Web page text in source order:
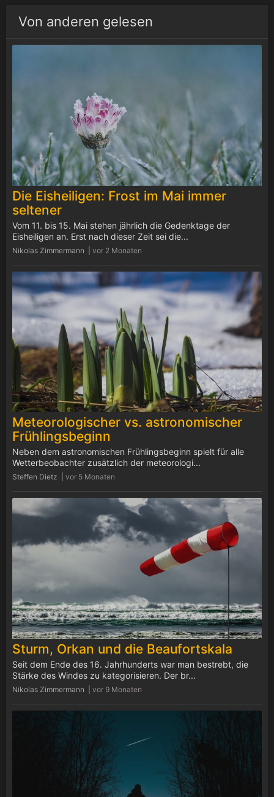
Von anderen gelesen
Die Eisheiligen: Frost im Mai immer
seltener
Nikolas Zimmermann | vor 2 Monaten
Vom 11. bis 15. Mai stehen jährlich die Gedenktage der
Eisheiligen an. Erst nach dieser Zeit sei die...
Meteorologischer vs. astronomischer
Frühlingsbeginn
Steffen Dietz | vor 5 Monaten
Neben dem astronomischen Frühlingsbeginn spielt für alle
Wetterbeobachter zusätzlich der meteorologi...
Sturm, Orkan und die Beaufortskala
Nikolas Zimmermann | vor 9 Monaten
Seit dem Ende des 16. Jahrhunderts war man bestrebt, die
Stärke des Windes zu kategorisieren. Der br...